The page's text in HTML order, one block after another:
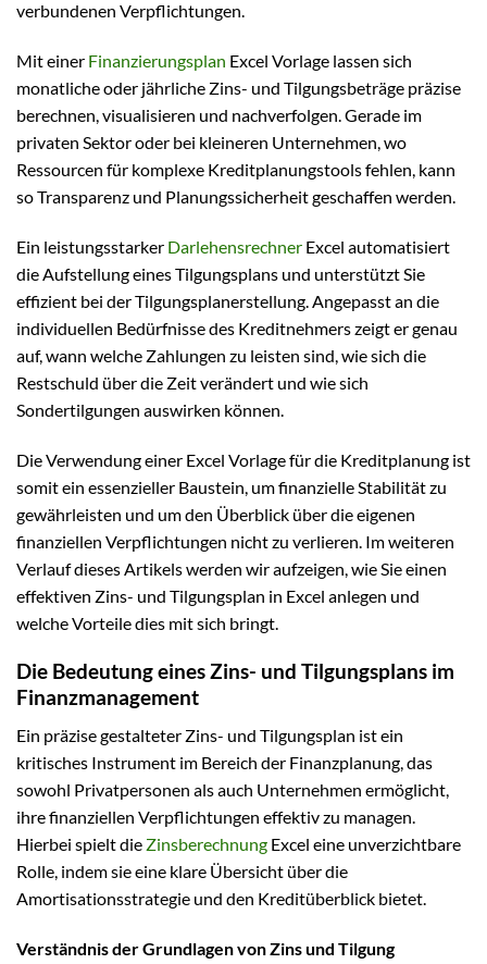
verbundenen Verpflichtungen.
Mit einer Finanzierungsplan Excel Vorlage lassen sich
monatliche oder jährliche Zins- und Tilgungsbeträge präzise
berechnen, visualisieren und nachverfolgen. Gerade im
privaten Sektor oder bei kleineren Unternehmen, wo
Ressourcen für komplexe Kreditplanungstools fehlen, kann
so Transparenz und Planungssicherheit geschaffen werden.
Ein leistungsstarker Darlehensrechner Excel automatisiert
die Aufstellung eines Tilgungsplans und unterstützt Sie
effizient bei der Tilgungsplanerstellung. Angepasst an die
individuellen Bedürfnisse des Kreditnehmers zeigt er genau
auf, wann welche Zahlungen zu leisten sind, wie sich die
Restschuld über die Zeit verändert und wie sich
Sondertilgungen auswirken können.
Die Verwendung einer Excel Vorlage für die Kreditplanung ist
somit ein essenzieller Baustein, um finanzielle Stabilität zu
gewährleisten und um den Überblick über die eigenen
finanziellen Verpflichtungen nicht zu verlieren. Im weiteren
Verlauf dieses Artikels werden wir aufzeigen, wie Sie einen
effektiven Zins- und Tilgungsplan in Excel anlegen und
welche Vorteile dies mit sich bringt.
Die Bedeutung eines Zins- und Tilgungsplans im
Finanzmanagement
Ein präzise gestalteter Zins- und Tilgungsplan ist ein
kritisches Instrument im Bereich der Finanzplanung, das
sowohl Privatpersonen als auch Unternehmen ermöglicht,
ihre finanziellen Verpflichtungen effektiv zu managen.
Hierbei spielt die Zinsberechnung Excel eine unverzichtbare
Rolle, indem sie eine klare Übersicht über die
Amortisationsstrategie und den Kreditüberblick bietet.
Verständnis der Grundlagen von Zins und Tilgung